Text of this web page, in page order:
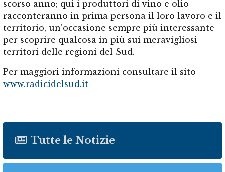
scorso anno; qui i produttori di vino e olio
racconteranno in prima persona il loro lavoro e il
territorio, un’occasione sempre più interessante
per scoprire qualcosa in più sui meravigliosi
territori delle regioni del Sud.
Per maggiori informazioni consultare il sito
www.radicidelsud.it
Tutte le Notizie